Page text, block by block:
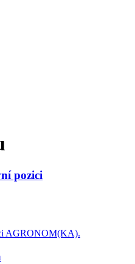
pozici
AGRONOM(KA).